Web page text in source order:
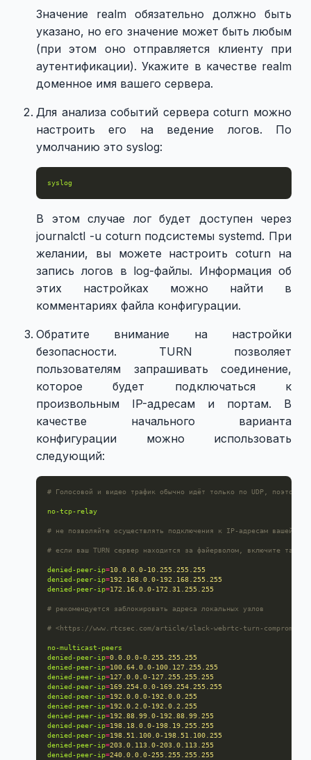
Значение realm обязательно должно быть
указано, но его значение может быть любым
(при этом оно отправляется клиенту при
аутентификации). Укажите в качестве realm
доменное имя вашего сервера.
Для анализа событий сервера coturn можно
настроить его на ведение логов. По
умолчанию это syslog:
syslog
В этом случае лог будет доступен через
journalctl -u coturn подсистемы systemd. При
желании, вы можете настроить coturn на
запись логов в log-файлы. Информация об
этих настройках можно найти в
комментариях файла конфигурации.
Обратите внимание на настройки
безопасности. TURN позволяет
пользователям запрашивать соединение,
которое будет подключаться к
произвольным IP-адресам и портам. В
качестве начального варианта
конфигурации можно использовать
следующий:
# Голосовой и видео трафик обычно идёт только по UDP, поэтому
no-tcp-relay
# не позволяйте осуществлять подключения к IP-адресам вашей
# если ваш TURN сервер находится за файерволом, включите также
denied-peer-ip=10.0.0.0-10.255.255.255
denied-peer-ip=192.168.0.0-192.168.255.255
denied-peer-ip=172.16.0.0-172.31.255.255
# рекомендуется заблокировать адреса локальных узлов
# <https://www.rtcsec.com/article/slack-webrtc-turn-
no-multicast-peers
denied-peer-ip=0.0.0.0-0.255.255.255
denied-peer-ip=100.64.0.0-100.127.255.255
denied-peer-ip=127.0.0.0-127.255.255.255
denied-peer-ip=169.254.0.0-169.254.255.255
denied-peer-ip=192.0.0.0-192.0.0.255
denied-peer-ip=192.0.2.0-192.0.2.255
denied-peer-ip=192.88.99.0-192.88.99.255
denied-peer-ip=198.18.0.0-198.19.255.255
denied-peer-ip=198.51.100.0-198.51.100.255
denied-peer-ip=203.0.113.0-203.0.113.255
denied-peer-ip=240.0.0.0-255.255.255.255